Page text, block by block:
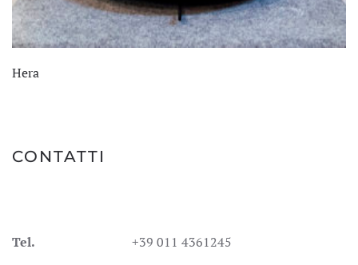
Hera
CONTATTI
Tel.
+39 011 4361245